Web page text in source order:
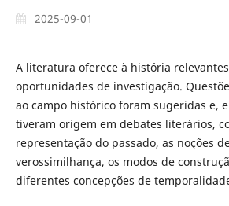
2025-09-01
A literatura oferece à história
oportunidades de investigação.
ao campo histórico foram sugeridas e,
tiveram origem em debates literários,
representação do passado, as noções
verossimilhança, os modos de
diferentes concepções de